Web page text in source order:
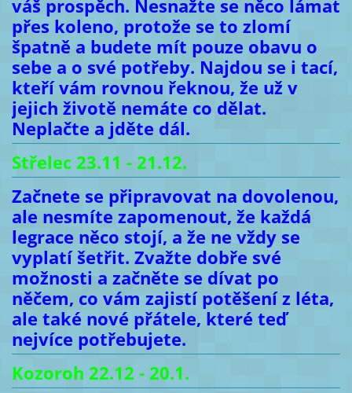
váš prospěch. Nesnažte se něco lámat
přes koleno, protože se to zlomí
špatně a budete mít pouze obavu o
sebe a o své potřeby. Najdou se i tací,
kteří vám rovnou řeknou, že už v
jejich životě nemáte co dělat.
Neplačte a jděte dál.
Střelec 23.11 - 21.12.
Začnete se připravovat na dovolenou,
ale nesmíte zapomenout, že každá
legrace něco stojí, a že ne vždy se
vyplatí šetřit. Zvažte dobře své
možnosti a začněte se dívat po
něčem, co vám zajistí potěšení z léta,
ale také nové přátele, které teď
nejvíce potřebujete.
Kozoroh 22.12 - 20.1.